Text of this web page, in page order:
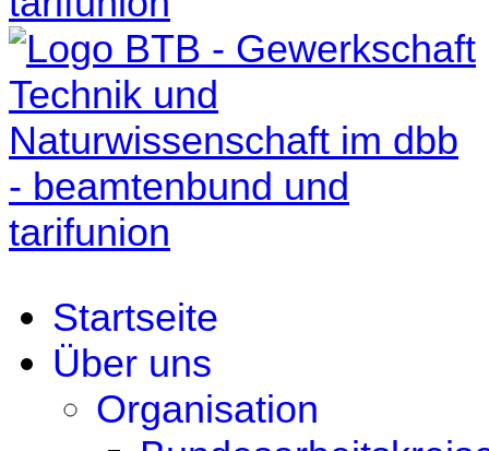
Startseite
Über uns
Organisation